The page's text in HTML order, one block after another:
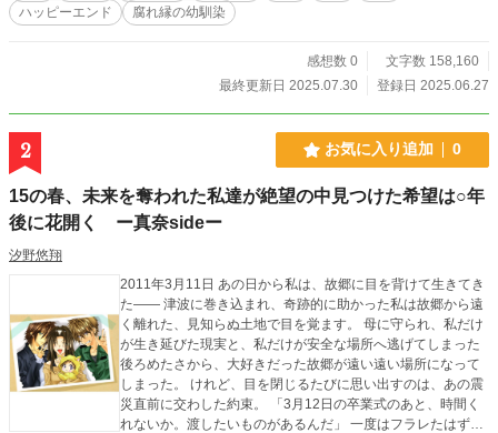
ハッピーエンド
腐れ縁の幼馴染
感想数 0
文字数 158,160
最終更新日 2025.07.30
登録日 2025.06.27
2 お気に入り追加 0
15の春、未来を奪われた私達が絶望の中見つけた希望は○年
後に花開く ー真奈sideー
汐野悠翔
2011年3月11日 あの日から私は、故郷に目を背けて生きてき
た―― 津波に巻き込まれ、奇跡的に助かった私は故郷から遠
く離れた、見知らぬ土地で目を覚ます。 母に守られ、私だけ
が生き延びた現実と、私だけが安全な場所へ逃げてしまった
後ろめたさから、大好きだった故郷が遠い遠い場所になって
しまった。 けれど、目を閉じるたびに思い出すのは、あの震
災直前に交わした約束。 「3月12日の卒業式のあと、時間く
れないか。渡したいものがあるんだ」 一度はフラレたはず